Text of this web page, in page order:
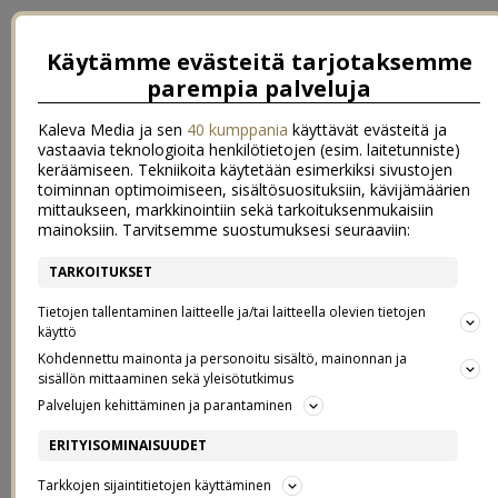
Sadepäivä
NOPEAT BRUSCHETAT OLIIVEILLA
JA FETAJUUSTOLLA
Käytämme evästeitä tarjotaksemme
parempia palveluja
Kaleva Media ja sen 40 kumppania käyttävät evästeitä ja
vastaavia teknologioita henkilötietojen (esim. laitetunniste)
keräämiseen. Tekniikoita käytetään esimerkiksi sivustojen
toiminnan optimoimiseen, sisältösuosituksiin, kävijämäärien
mittaukseen, markkinointiin sekä tarkoituksenmukaisiin
mainoksiin. Tarvitsemme suostumuksesi seuraaviin:
TARKOITUKSET
Tietojen tallentaminen laitteelle ja/tai laitteella olevien tietojen
käyttö
Kohdennettu mainonta ja personoitu sisältö, mainonnan ja
sisällön mittaaminen sekä yleisötutkimus
Palvelujen kehittäminen ja parantaminen
ERITYISOMINAISUUDET
Tarkkojen sijaintitietojen käyttäminen